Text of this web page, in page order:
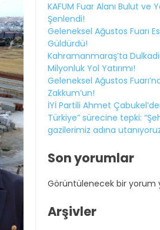
KAFUM Fuar Alanı Bulut ve
Şenlendi!
Geleneksel Ağustos Fuarı
Güldürdü!
Kahramanmaraş’ta
Milyonluk Yol Yatırımı!
Geleneksel Ağustos
Zakkum’un!
İYİ Partili Ahmet
Türkiye” sürecine tepki:
gazilerimiz adına
Son yorumlar
Görüntülenecek bir yorum
Arşivler